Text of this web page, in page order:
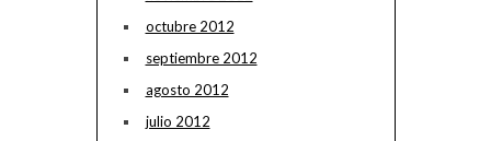
octubre 2012
septiembre 2012
agosto 2012
julio 2012